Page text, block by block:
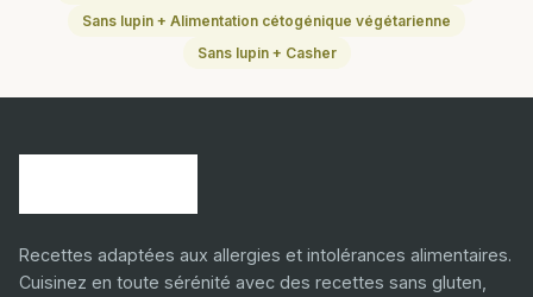
Sans lupin + Alimentation cétogénique végétarienne
Sans lupin + Casher
Recettes adaptées aux allergies et intolérances alimentaires.
Cuisinez en toute sérénité avec des recettes sans gluten,